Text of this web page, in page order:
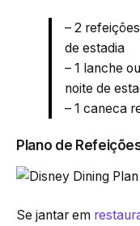
– 2
de estadia
– 1 lanche
noite de
– 1 caneca
Plano de
Se jantar em